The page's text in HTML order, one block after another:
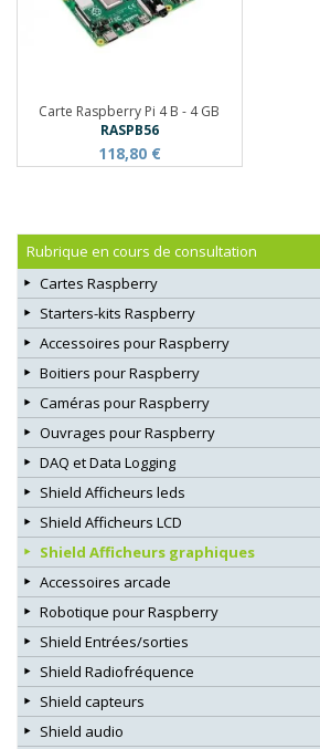
Carte Raspberry Pi 4 B - 4 GB
RASPB56
118,80 €
Rubrique en cours de consultation
Cartes Raspberry
Starters-kits Raspberry
Accessoires pour Raspberry
Boitiers pour Raspberry
Caméras pour Raspberry
Ouvrages pour Raspberry
DAQ et Data Logging
Shield Afficheurs leds
Shield Afficheurs LCD
Shield Afficheurs graphiques
Accessoires arcade
Robotique pour Raspberry
Shield Entrées/sorties
Shield Radiofréquence
Shield capteurs
Shield audio